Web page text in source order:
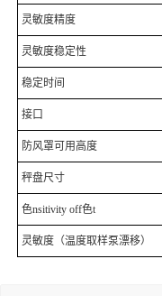
灵敏度精度
灵敏度稳定性
稳定时间
接口
防风罩可用高度
秤盘尺寸
色nsitivity off色t
灵敏度（温度取样泵漂移）